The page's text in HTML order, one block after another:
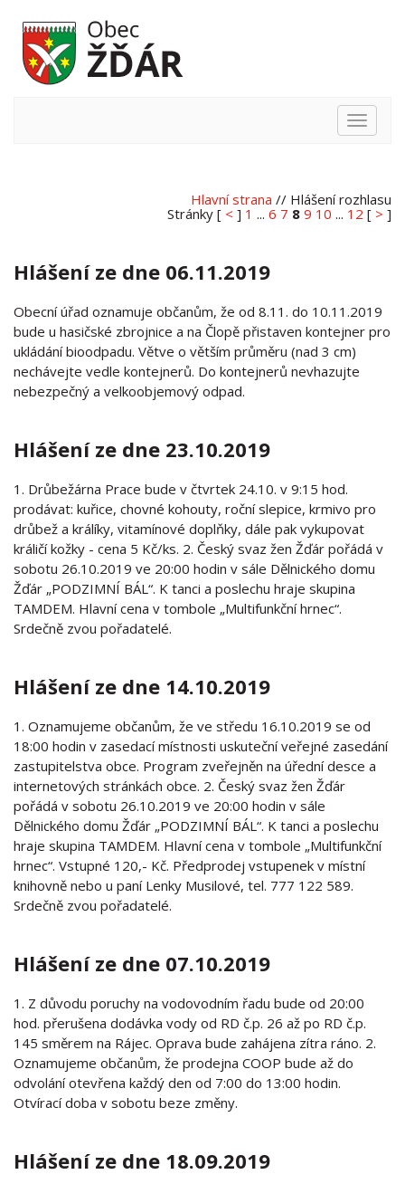
Hlavní
Hlavní strana // Hlášení rozhlasu
Stránky [ < ] 1 ... 6 7 8 9 10 ... 12 [ > ]
Hlášení ze dne 06.11.2019
Obecní úřad oznamuje občanům, že od 8.11. do 10.11.2019
bude u hasičské zbrojnice a na Člopě přistaven kontejner pro
ukládání bioodpadu. Větve o větším průměru (nad 3 cm)
nechávejte vedle kontejnerů. Do kontejnerů nevhazujte
nebezpečný a velkoobjemový odpad.
Hlášení ze dne 23.10.2019
1. Drůbežárna Prace bude v čtvrtek 24.10. v 9:15 hod.
prodávat: kuřice, chovné kohouty, roční slepice, krmivo pro
drůbež a králíky, vitamínové doplňky, dále pak vykupovat
králičí kožky - cena 5 Kč/ks. 2. Český svaz žen Žďár pořádá v
sobotu 26.10.2019 ve 20:00 hodin v sále Dělnického domu
Žďár „PODZIMNÍ BÁL“. K tanci a poslechu hraje skupina
TAMDEM. Hlavní cena v tombole „Multifunkční hrnec“.
Srdečně zvou pořadatelé.
Hlášení ze dne 14.10.2019
1. Oznamujeme občanům, že ve středu 16.10.2019 se od
18:00 hodin v zasedací místnosti uskuteční veřejné zasedání
zastupitelstva obce. Program zveřejněn na úřední desce a
internetových stránkách obce. 2. Český svaz žen Žďár
pořádá v sobotu 26.10.2019 ve 20:00 hodin v sále
Dělnického domu Žďár „PODZIMNÍ BÁL“. K tanci a poslechu
hraje skupina TAMDEM. Hlavní cena v tombole „Multifunkční
hrnec“. Vstupné 120,- Kč. Předprodej vstupenek v místní
knihovně nebo u paní Lenky Musilové, tel. 777 122 589.
Srdečně zvou pořadatelé.
Hlášení ze dne 07.10.2019
1. Z důvodu poruchy na vodovodním řadu bude od 20:00
hod. přerušena dodávka vody od RD č.p. 26 až po RD č.p.
145 směrem na Rájec. Oprava bude zahájena zítra ráno. 2.
Oznamujeme občanům, že prodejna COOP bude až do
odvolání otevřena každý den od 7:00 do 13:00 hodin.
Otvírací doba v sobotu beze změny.
Hlášení ze dne 18.09.2019